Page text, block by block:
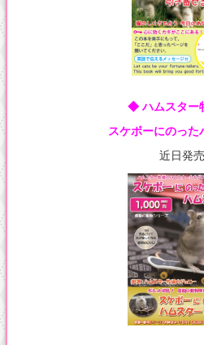
◆ ハムスター
スケボーにのった
近日発売